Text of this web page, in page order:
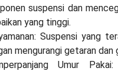
suspensi dan
yang tinggi.
Suspensi yang
mengurangi getaran dan
Umur